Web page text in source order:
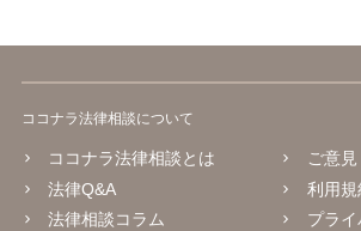
ココナラ法律相談について
ココナラ法律相談とは
法律Q&A
法律相談コラム
ご意
利用規
プラ